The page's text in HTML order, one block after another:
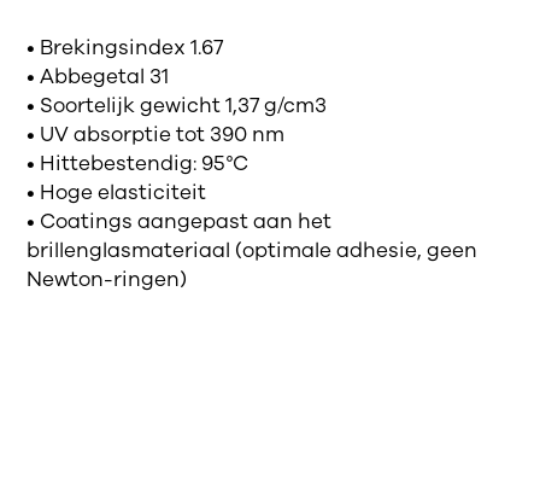
• Brekingsindex 1.67
• Abbegetal 31
• Soortelijk gewicht 1,37 g/cm3
• UV absorptie tot 390 nm
• Hittebestendig: 95°C
• Hoge elasticiteit
• Coatings aangepast aan het
brillenglasmateriaal (optimale adhesie, geen
Newton-ringen)